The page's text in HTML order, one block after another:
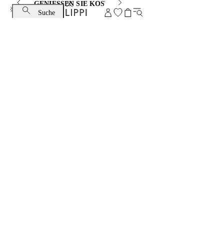
GENIESSEN SIE KOSTENLOSEN STANDARDVERSAND
Suche